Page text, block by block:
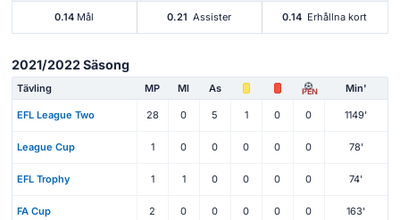
0.14 Mål 0.21 Assister 0.14 Erhållna kort
2021/2022 Säsong
Tävling MP Ml As PEN Min'
EFL League Two 28 0 5 1 0 0 1149'
League Cup 1 0 0 0 0 0 78'
EFL Trophy 1 1 0 0 0 0 74'
FA Cup 2 0 0 0 0 0 163'